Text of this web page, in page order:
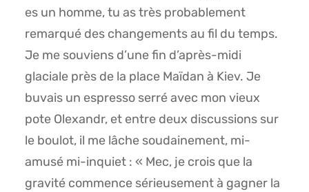
es un homme, tu as très probablement
remarqué des changements au fil du temps.
Je me souviens d’une fin d’après-midi
glaciale près de la place Maïdan à Kiev. Je
buvais un espresso serré avec mon vieux
pote Olexandr, et entre deux discussions sur
le boulot, il me lâche soudainement, mi-
amusé mi-inquiet : « Mec, je crois que la
gravité commence sérieusement à gagner la